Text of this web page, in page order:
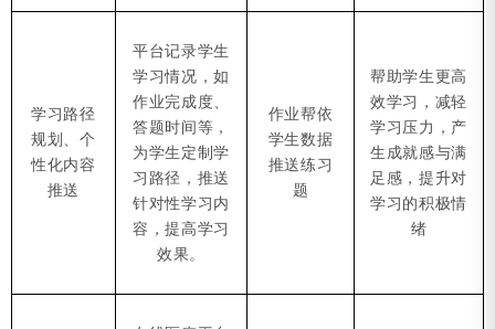
学习路径
规划、个
性化内容
推送
平台记录学生
学习情况，如
作业完成度、
答题时间等，
为学生定制学
习路径，推送
针对性学习内
容，提高学习
效果。
作业帮依
学生数据
推送练习
题
帮助学生更高
效学习，减轻
学习压力，产
生成就感与满
足感，提升对
学习的积极情
绪